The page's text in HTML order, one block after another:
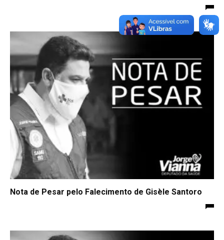
Nota de Pesar pelo Falecimento de Gisèle Santoro